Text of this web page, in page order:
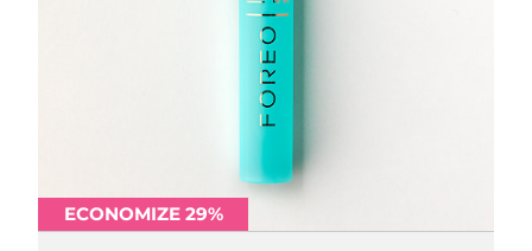
ECONOMIZE 29%